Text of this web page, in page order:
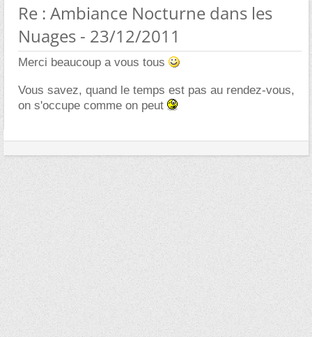
Re : Ambiance Nocturne dans les
Nuages - 23/12/2011
Merci beaucoup a vous tous
Vous savez, quand le temps est pas au rendez-vous,
on s'occupe comme on peut